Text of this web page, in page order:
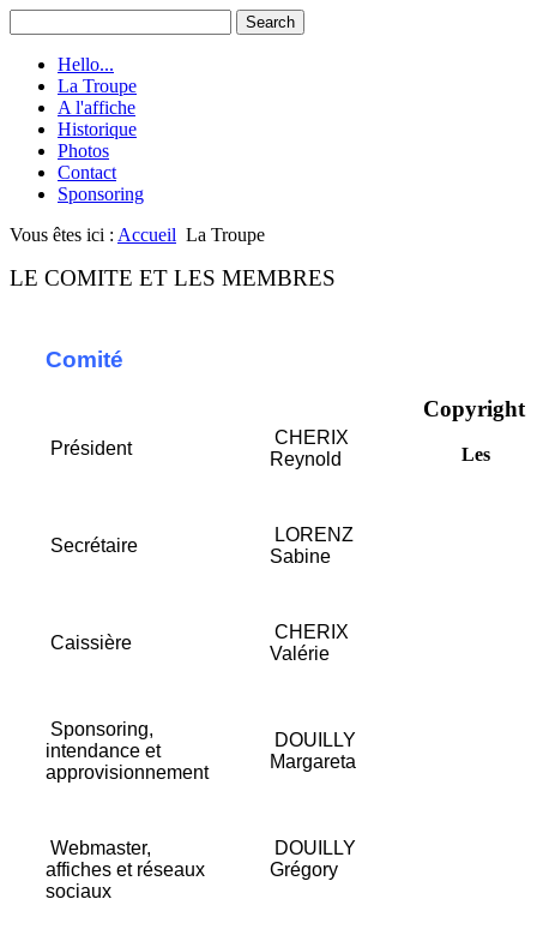
Hello...
La Troupe
A l'affiche
Historique
Photos
Contact
Sponsoring
Vous êtes ici : Accueil La Troupe
LE COMITE ET LES MEMBRES
Comité
Président
CHERIX
Reynold
Secrétaire
LORENZ
Sabine
Caissière
CHERIX
Valérie
Sponsoring,
intendance et
approvisionnement
DOUILLY
Margareta
Webmaster,
affiches et réseaux
sociaux
DOUILLY
Grégory
Copyright
Les